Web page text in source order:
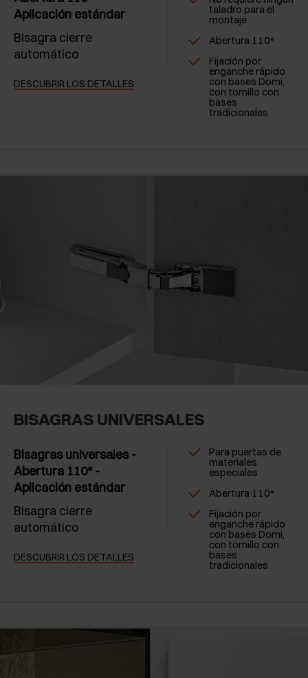
Aplicación estándar
Bisagra cierre
automático
DESCUBRIR LOS DETALLES
taladro para el
montaje
Abertura 110°
Fijación por
enganche rápido
con bases Domi,
con tornillo con
bases
tradicionales
BISAGRAS UNIVERSALES
Bisagras universales -
Abertura 110° -
Aplicación estándar
Bisagra cierre
automático
DESCUBRIR LOS DETALLES
Para puertas de
materiales
especiales
Abertura 110°
Fijación por
enganche rápido
con bases Domi,
con tornillo con
bases
tradicionales